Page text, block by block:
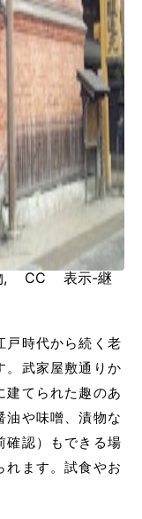
, CC 表示-継
戸時代から続く老
。武家屋敷通りか
建てられた趣のあ
油や味噌、漬物な
確認）もできる場
れます。試食やお